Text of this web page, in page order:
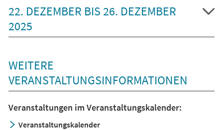
22. DEZEMBER BIS 26. DEZEMBER
2025
WEITERE
VERANSTALTUNGSINFORMATIONEN
Veranstaltungen im Veranstaltungskalender:
Veranstaltungskalender